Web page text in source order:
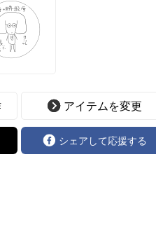
アイテムを変更
シェアして応援する